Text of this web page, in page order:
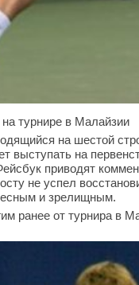
турнире в Малайзии
на шестой
выступать на
приводят
не успел
и зрелищным.
ранее от турнира в